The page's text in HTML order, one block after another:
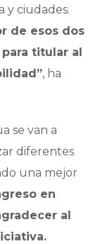
y ciudades.
de esos dos
titular al
, ha
se van a
diferentes
una mejor
en
al